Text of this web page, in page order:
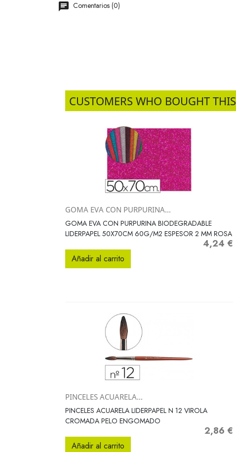
Comentarios (0)
CUSTOMERS WHO BOUGHT THIS
Vista rápida
GOMA EVA CON PURPURINA...
GOMA EVA CON PURPURINA BIODEGRADABLE
LIDERPAPEL 50X70CM 60G/M2 ESPESOR 2 MM ROSA
Precio
4,24 €
Añadir al carrito
Vista rápida
PINCELES ACUARELA...
PINCELES ACUARELA LIDERPAPEL N 12 VIROLA
CROMADA PELO ENGOMADO
Precio
2,86 €
Añadir al carrito